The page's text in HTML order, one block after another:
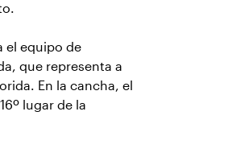
el equipo de
que representa a
En la cancha, el
lugar de la